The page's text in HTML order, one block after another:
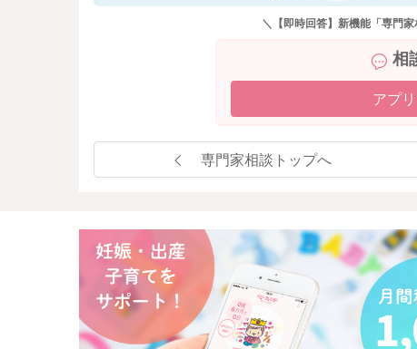
＼【即時回答】新機能「専門
相
アプ
専門家相談トップへ